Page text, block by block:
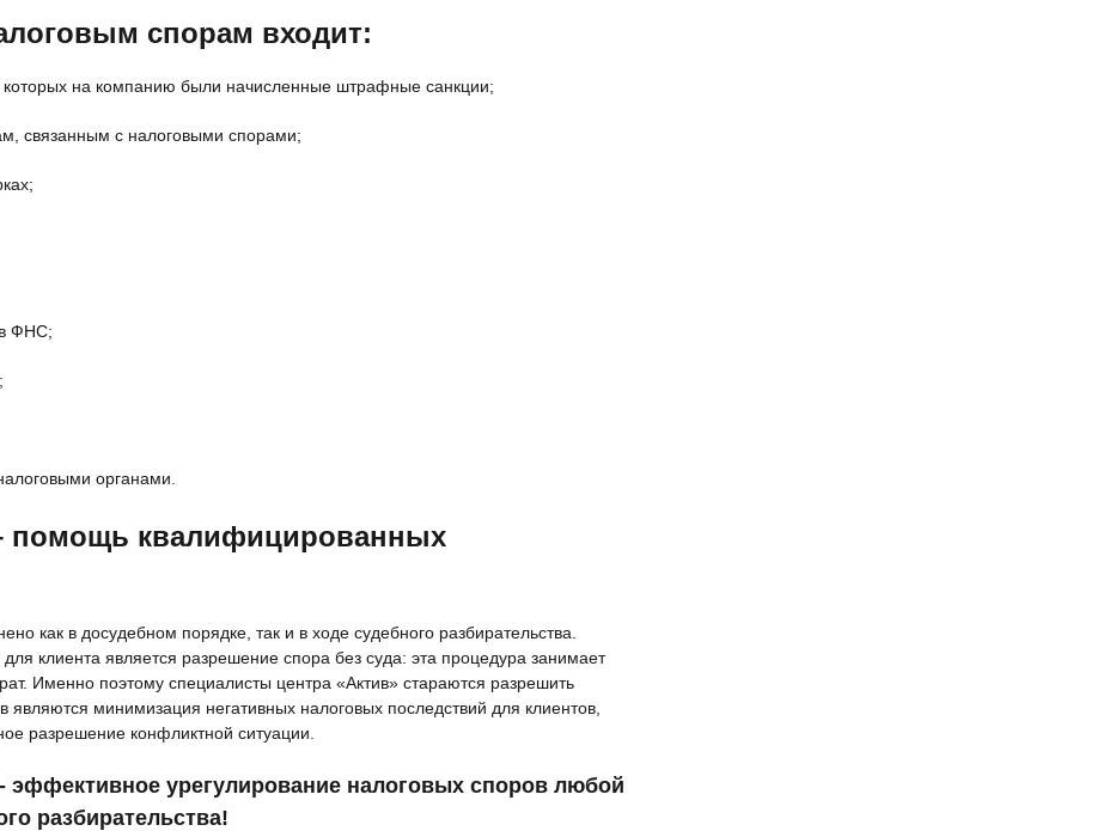
спорам входит:
которых на компанию были начисленные штрафные санкции;
связанным с налоговыми спорами;
ФНС;
органами.
помощь квалифицированных
как в досудебном порядке, так и в ходе судебного разбирательства.
клиента является разрешение спора без суда: эта процедура занимает
Именно поэтому специалисты центра «Актив» стараются разрешить
минимизация негативных налоговых последствий для клиентов,
разрешение конфликтной ситуации.
- эффективное урегулирование налоговых споров любой
разбирательства!